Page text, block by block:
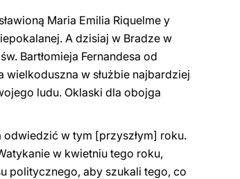
Maria Emilia Riquelme y
A dzisiaj w Bradze w
Bartłomieja Fernandesa od
wielkoduszna w służbie najbardziej
ludu. Oklaski dla obojga
w tym [przyszłym] roku.
w kwietniu tego roku,
politycznego, aby szukali tego, co